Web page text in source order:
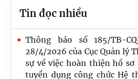
Tin đọc nhiều
Thông báo số 185/TB-
28/4/2026 của Cục Quản lý
sự về việc hoàn thiện hồ
tuyển dụng công chức Hệ